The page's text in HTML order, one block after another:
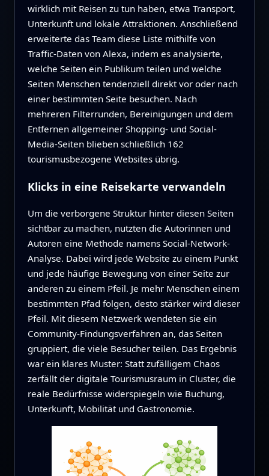
wirklich mit Reisen zu tun haben, etwa Transport,
Unterkunft und lokale Attraktionen. Anschließend
erweiterte das Team diese Liste mithilfe von
Traffic-Daten von Alexa, indem es analysierte,
welche Seiten ein Publikum teilen und welche
Seiten Menschen tendenziell direkt vor oder nach
einer bestimmten Seite besuchen. Nach
mehreren Filterrunden, Bereinigungen und dem
Entfernen allgemeiner Shopping- und Social-
Media-Seiten blieben schließlich 162
tourismusbezogene Websites übrig.
Klicks in eine Reisekarte verwandeln
Um die verborgene Struktur hinter diesen Seiten
sichtbar zu machen, nutzten die Autorinnen und
Autoren eine Methode namens Social-Network-
Analyse. Dabei wird jede Website zu einem Punkt
und jede häufige Bewegung von einer Seite zur
anderen zu einem Pfeil. Je mehr Menschen einem
bestimmten Pfad folgen, desto stärker wird dieser
Pfeil. Mit diesem Netzwerk wendeten sie ein
Community-Findungsverfahren an, das Seiten
gruppiert, die viele Besucher teilen. Das Ergebnis
war ein klares Muster: Statt zufälligem Chaos
zerfällt der digitale Tourismusraum in Cluster, die
reale Bedürfnisse widerspiegeln wie Buchung,
Unterkunft, Mobilität und Gastronomie.